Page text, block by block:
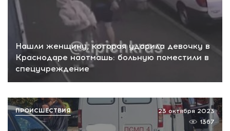
Нашли женщину, которая ударила девочку в
Краснодаре наотмашь: больную поместили в
спецучреждение
23 октября 2023
1367
ПРОИСШЕСТВИЯ